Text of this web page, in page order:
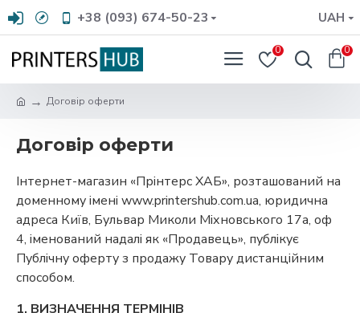
+38 (093) 674-50-23 UAH
0 0
Договір оферти
Договір оферти
Інтернет-магазин «Прінтерс ХАБ», розташований на
доменному імені www.printershub.com.ua, юридична
адреса Київ, Бульвар Миколи Міхновського 17а, оф
4, іменований надалі як «Продавець», публікує
Публічну оферту з продажу Товару дистанційним
способом.
1. ВИЗНАЧЕННЯ ТЕРМІНІВ